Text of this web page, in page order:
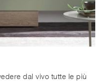
dal vivo tutte le più